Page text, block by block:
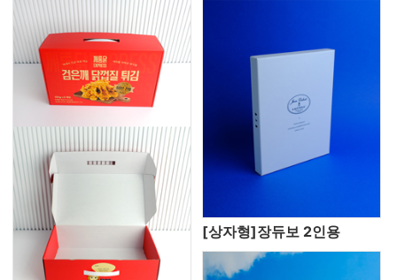
[상자형]장듀보 2인용